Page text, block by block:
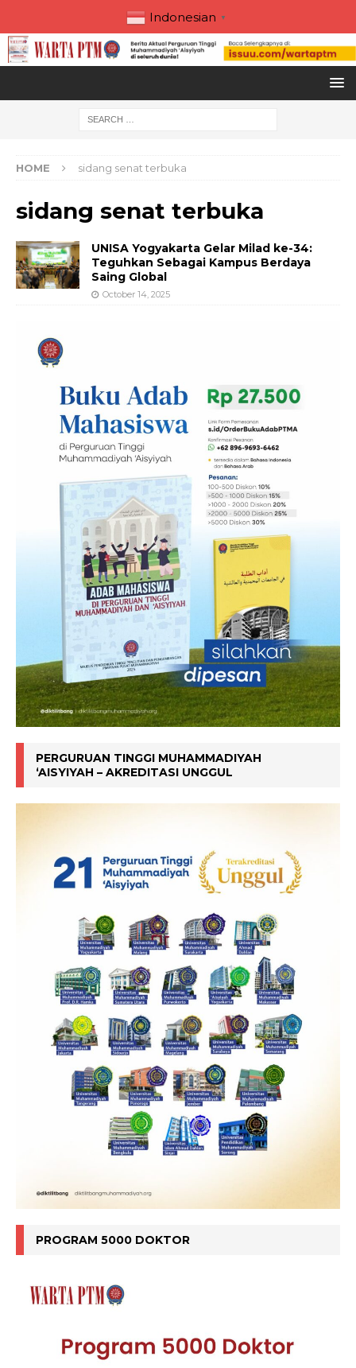
Indonesian ▼
HOME sidang senat terbuka
sidang senat terbuka
UNISA Yogyakarta Gelar Milad ke-34:
Teguhkan Sebagai Kampus Berdaya
Saing Global
October 14, 2025
PERGURUAN TINGGI MUHAMMADIYAH
‘AISYIYAH – AKREDITASI UNGGUL
PROGRAM 5000 DOKTOR